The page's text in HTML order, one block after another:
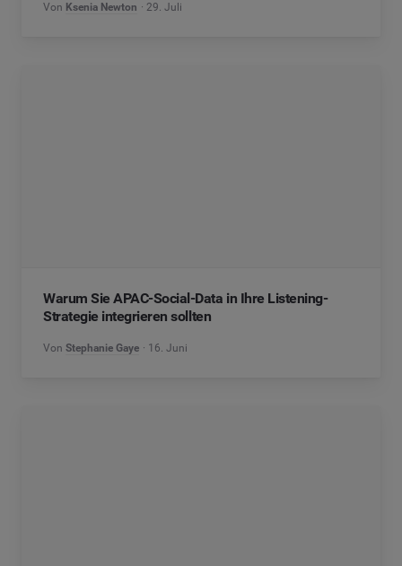
Von Ksenia Newton 29. Juli
Warum Sie APAC-Social-Data in Ihre Listening-
Strategie integrieren sollten
Von Stephanie Gaye 16. Juni